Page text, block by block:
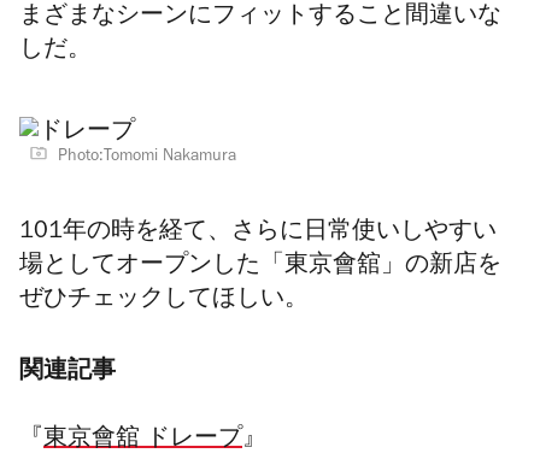
まざまなシーンにフィットすること間違いな
しだ。
Photo:Tomomi Nakamura
101年の時を経て、さらに日常使いしやすい
場としてオープンした「東京會舘」の新店を
ぜひチェックしてほしい。
関連記事
『 東京會舘 ドレープ』